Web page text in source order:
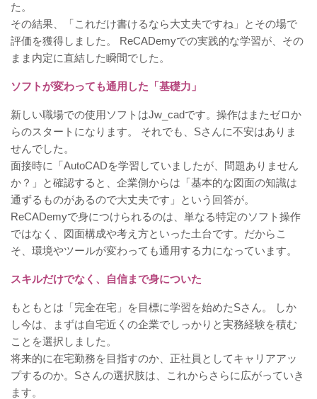
た。
その結果、「これだけ書けるなら大丈夫ですね」とその場で
評価を獲得しました。 ReCADemyでの実践的な学習が、その
まま内定に直結した瞬間でした。
ソフトが変わっても通用した「基礎力」
新しい職場での使用ソフトはJw_cadです。操作はまたゼロか
らのスタートになります。 それでも、Sさんに不安はありま
せんでした。
面接時に「AutoCADを学習していましたが、問題ありません
か？」と確認すると、企業側からは「基本的な図面の知識は
通ずるものがあるので大丈夫です」という回答が。
ReCADemyで身につけられるのは、単なる特定のソフト操作
ではなく、図面構成や考え方といった土台です。だからこ
そ、環境やツールが変わっても通用する力になっています。
スキルだけでなく、自信まで身についた
もともとは「完全在宅」を目標に学習を始めたSさん。 しか
し今は、まずは自宅近くの企業でしっかりと実務経験を積む
ことを選択しました。
将来的に在宅勤務を目指すのか、正社員としてキャリアアッ
プするのか。Sさんの選択肢は、これからさらに広がっていき
ます。